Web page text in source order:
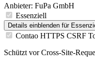
Anbieter: FuPa GmbH
Essenziell
Details einblenden für
Contao HTTPS CSRF
Schützt vor Cross-Site-